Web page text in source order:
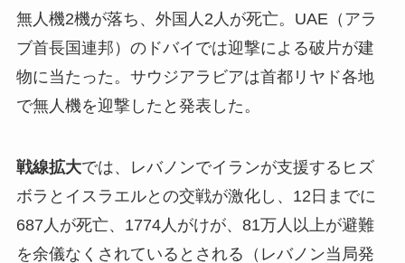
無人機2機が落ち、外国人2人が死亡。UAE（アラ
ブ首長国連邦）のドバイでは迎撃による破片が建
物に当たった。サウジアラビアは首都リヤド各地
で無人機を迎撃したと発表した。
戦線拡大では、レバノンでイランが支援するヒズ
ボラとイスラエルとの交戦が激化し、12日までに
687人が死亡、1774人がけが、81万人以上が避難
を余儀なくされているとされる（レバノン当局発